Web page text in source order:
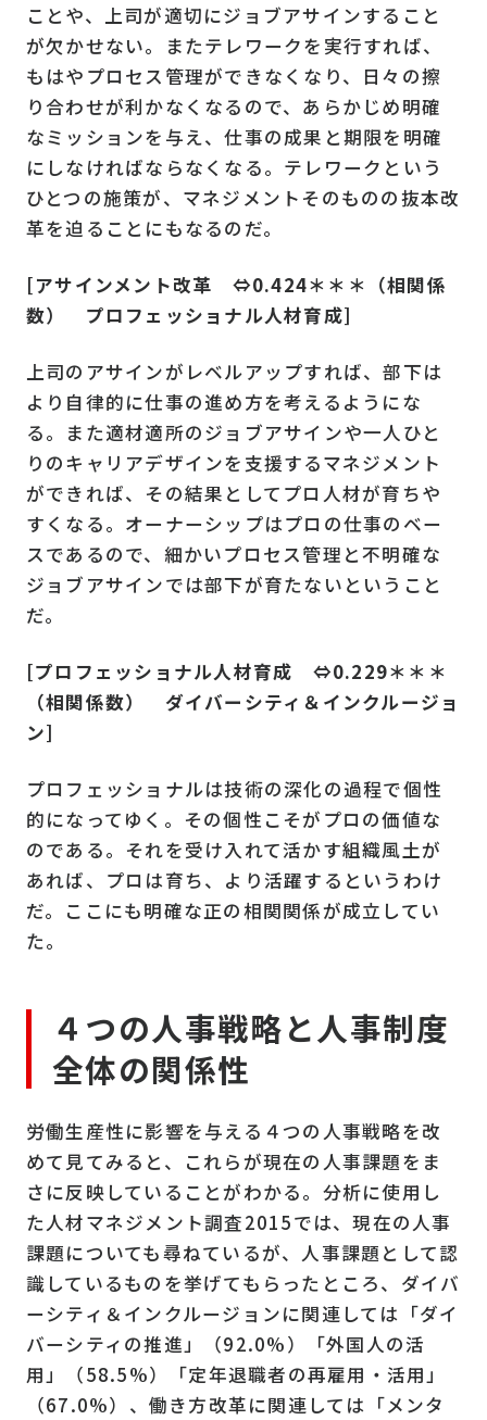
ことや、上司が適切にジョブアサインすること
が欠かせない。またテレワークを実行すれば、
もはやプロセス管理ができなくなり、日々の擦
り合わせが利かなくなるので、あらかじめ明確
なミッションを与え、仕事の成果と期限を明確
にしなければならなくなる。テレワークという
ひとつの施策が、マネジメントそのものの抜本改
革を迫ることにもなるのだ。
[アサインメント改革 ⇔0.424＊＊＊（相関係
数） プロフェッショナル人材育成]
上司のアサインがレベルアップすれば、部下は
より自律的に仕事の進め方を考えるようにな
る。また適材適所のジョブアサインや一人ひと
りのキャリアデザインを支援するマネジメント
ができれば、その結果としてプロ人材が育ちや
すくなる。オーナーシップはプロの仕事のベー
スであるので、細かいプロセス管理と不明確な
ジョブアサインでは部下が育たないということ
だ。
[プロフェッショナル人材育成 ⇔0.229＊＊＊
（相関係数） ダイバーシティ＆インクルージョ
ン]
プロフェッショナルは技術の深化の過程で個性
的になってゆく。その個性こそがプロの価値な
のである。それを受け入れて活かす組織風土が
あれば、プロは育ち、より活躍するというわけ
だ。ここにも明確な正の相関関係が成立してい
た。
４つの人事戦略と人事制度
全体の関係性
労働生産性に影響を与える４つの人事戦略を改
めて見てみると、これらが現在の人事課題をま
さに反映していることがわかる。分析に使用し
た人材マネジメント調査2015では、現在の人事
課題についても尋ねているが、人事課題として認
識しているものを挙げてもらったところ、ダイバ
ーシティ＆インクルージョンに関連しては「ダイ
バーシティの推進」（92.0%）「外国人の活
用」（58.5%）「定年退職者の再雇用・活用」
（67.0%）、働き方改革に関連しては「メンタ